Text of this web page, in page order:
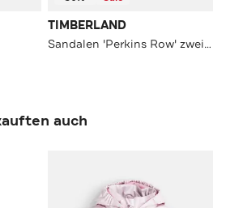
TIMBERLAND
Sandalen 'Perkins Row' zweifarbig
auch